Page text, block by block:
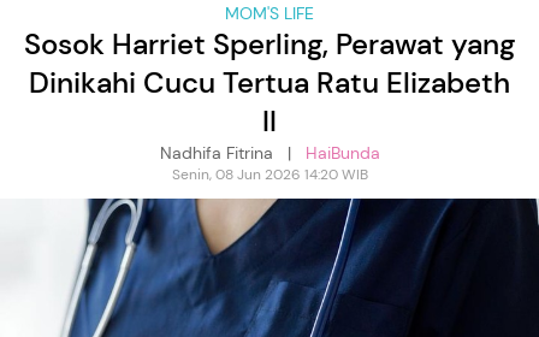
MOM'S LIFE
Sosok Harriet Sperling, Perawat yang
Dinikahi Cucu Tertua Ratu Elizabeth
II
Nadhifa Fitrina | HaiBunda
Senin, 08 Jun 2026 14:20 WIB